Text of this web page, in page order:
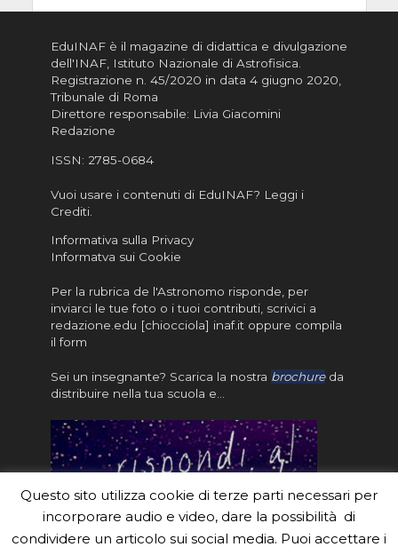
EduINAF è il magazine di didattica e divulgazione
dell'INAF, Istituto Nazionale di Astrofisica.
Registrazione n. 45/2020 in data 4 giugno 2020,
Tribunale di Roma
Direttore responsabile: Livia Giacomini
Redazione
ISSN: 2785-0684
Vuoi usare i contenuti di EduINAF? Leggi i
Crediti.
Informativa sulla Privacy
Informatva sui Cookie
Per la rubrica de l'Astronomo risponde, per
inviarci le tue foto o i tuoi contributi, scrivici a
redazione.edu [chiocciola] inaf.it oppure compila
il form
Sei un insegnante? Scarica la nostra brochureda
distribuire nella tua scuola e…
Questo sito utilizza cookie di terze parti necessari per
incorporare audio e video, dare la possibilità di
condividere un articolo sui social media. Puoi accettare i